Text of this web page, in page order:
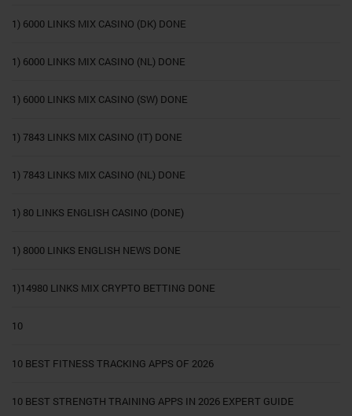
1) 6000 LINKS MIX CASINO (DK) DONE
1) 6000 LINKS MIX CASINO (NL) DONE
1) 6000 LINKS MIX CASINO (SW) DONE
1) 7843 LINKS MIX CASINO (IT) DONE
1) 7843 LINKS MIX CASINO (NL) DONE
1) 80 LINKS ENGLISH CASINO (DONE)
1) 8000 LINKS ENGLISH NEWS DONE
1)14980 LINKS MIX CRYPTO BETTING DONE
10
10 BEST FITNESS TRACKING APPS OF 2026
10 BEST STRENGTH TRAINING APPS IN 2026 EXPERT GUIDE